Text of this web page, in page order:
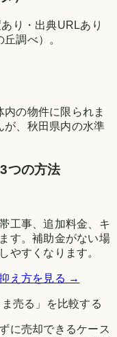
り・出典URLあり
丘調べ）。
の物件に限られま
、 秋田県内の水準
つの方法
工事、追加料金、キ
す。補助金がない場
やすくなります。
え方を見る →
売る」を比較する
に売却できるケース